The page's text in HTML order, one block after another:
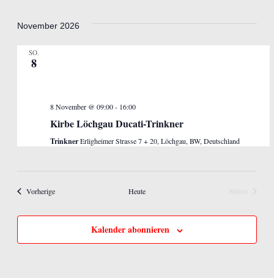
November 2026
SO.
8
8 November @ 09:00- 16:00
Kirbe Löchgau Ducati-Trinkner
TrinknerErligheimer Strasse 7 + 20, Löchgau, BW, Deutschland
VorherigeVeranstaltungen Heute
Kalender abonnieren